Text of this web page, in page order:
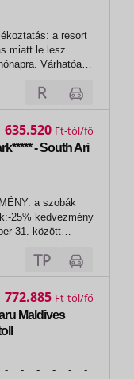
a resort
miatt le lesz
Várhatóan
- - - - - - -
- South Ari
a szobák
25% kedvezmény
31. között
történő foglalás
április 6. -
635.520 Ft
Maldives
- - - - - -
772.885 Ft